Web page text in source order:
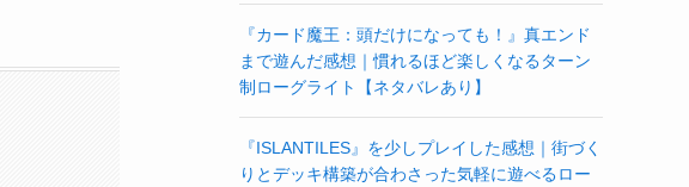
『カード魔王：頭だけになっても！』真エンド
まで遊んだ感想｜慣れるほど楽しくなるターン
制ローグライト【ネタバレあり】
『ISLANTILES』を少しプレイした感想｜街づく
りとデッキ構築が合わさった気軽に遊べるロー